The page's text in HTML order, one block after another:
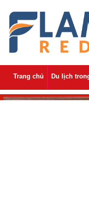
Trang chủ Du lịch